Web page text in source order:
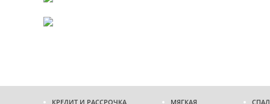
КРЕДИТ И РАССРОЧКА МЯГКАЯ